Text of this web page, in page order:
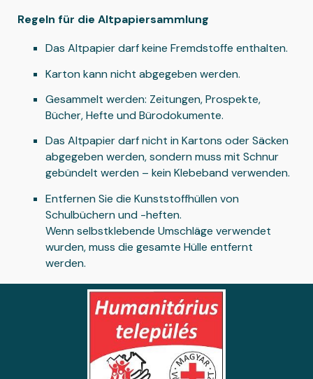
Regeln für die Altpapiersammlung
Das Altpapier darf keine Fremdstoffe enthalten.
Karton kann nicht abgegeben werden.
Gesammelt werden: Zeitungen, Prospekte,
Bücher, Hefte und Bürodokumente.
Das Altpapier darf nicht in Kartons oder Säcken
abgegeben werden, sondern muss mit Schnur
gebündelt werden – kein Klebeband verwenden.
Entfernen Sie die Kunststoffhüllen von
Schulbüchern und -heften.
Wenn selbstklebende Umschläge verwendet
wurden, muss die gesamte Hülle entfernt
werden.